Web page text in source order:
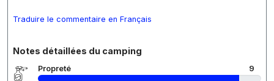
Traduire le commentaire en Français
Notes détaillées du camping
Propreté 9